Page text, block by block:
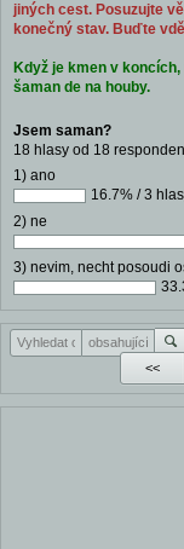
jiných cest. Posuzujte
konečný stav. Buďte
Když je kmen v
šaman de na houby.
Jsem saman?
18 hlasy od 18
1) ano
16.7% / 3
2) ne
3) nevim, necht posoudi
<<